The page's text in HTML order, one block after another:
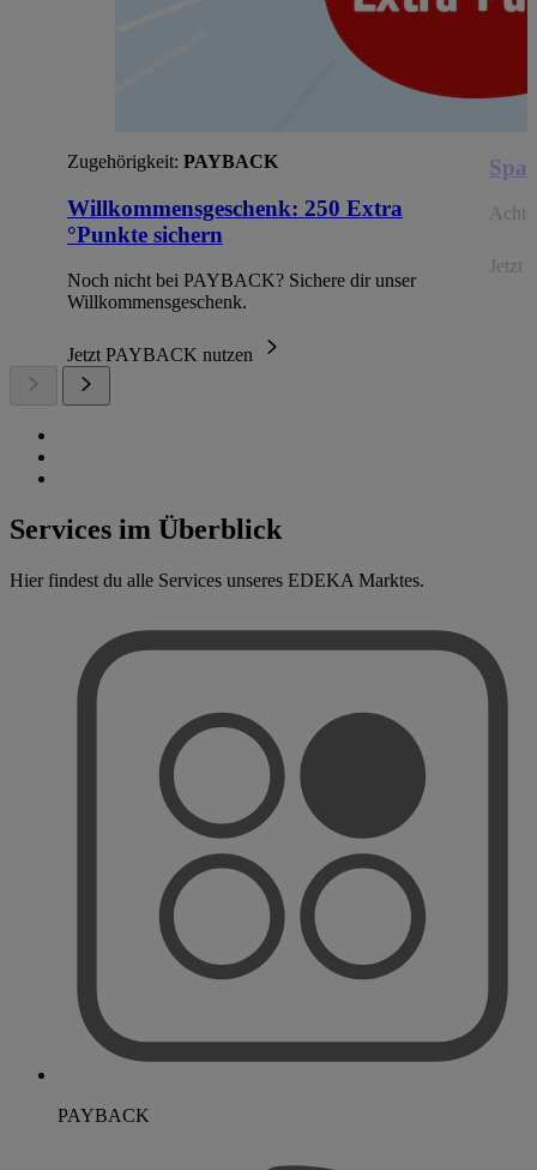
Zugehörigkeit: PAYBACK
Willkommensgeschenk: 250 Extra
°Punkte sichern
Noch nicht bei PAYBACK? Sichere dir unser
Willkommensgeschenk.
Jetzt PAYBACK nutzen
Jetzt
Services im Überblick
Hier findest du alle Services unseres EDEKA Marktes.
PAYBACK